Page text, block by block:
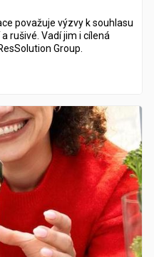
považuje výzvy k souhlasu
rušivé. Vadí jim i cílená
Group.